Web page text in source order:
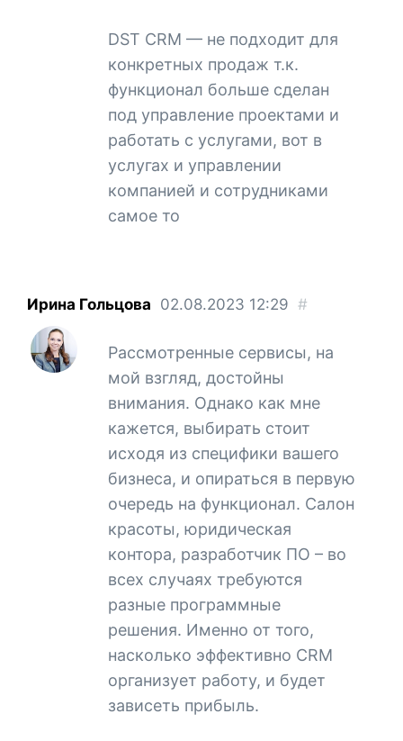
DST CRM — не подходит для
конкретных продаж т.к.
функционал больше сделан
под управление проектами и
работать с услугами, вот в
услугах и управлении
компанией и сотрудниками
самое то
Ирина Гольцова 02.08.2023 12:29 #
Рассмотренные сервисы, на
мой взгляд, достойны
внимания. Однако как мне
кажется, выбирать стоит
исходя из специфики вашего
бизнеса, и опираться в первую
очередь на функционал. Салон
красоты, юридическая
контора, разработчик ПО – во
всех случаях требуются
разные программные
решения. Именно от того,
насколько эффективно CRM
организует работу, и будет
зависеть прибыль.